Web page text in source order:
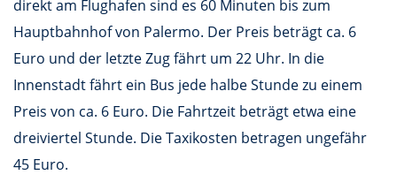
direkt am Flughafen sind es 60 Minuten bis zum
Hauptbahnhof von Palermo. Der Preis beträgt ca. 6
Euro und der letzte Zug fährt um 22 Uhr. In die
Innenstadt fährt ein Bus jede halbe Stunde zu einem
Preis von ca. 6 Euro. Die Fahrtzeit beträgt etwa eine
dreiviertel Stunde. Die Taxikosten betragen ungefähr
45 Euro.